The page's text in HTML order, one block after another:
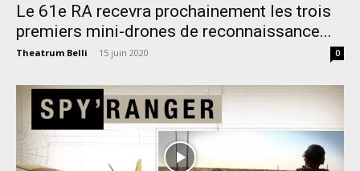
Le 61e RA recevra prochainement les trois
premiers mini-drones de reconnaissance...
Theatrum Belli - 15 juin 2020 0